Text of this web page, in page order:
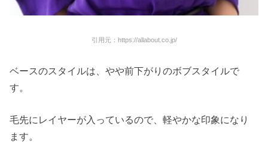
引用元：https://allabout.co.jp/
ベースのスタイルは、やや前下がりのボブスタイルで
す。
毛先にレイヤーが入っているので、軽やかな印象になり
ます。